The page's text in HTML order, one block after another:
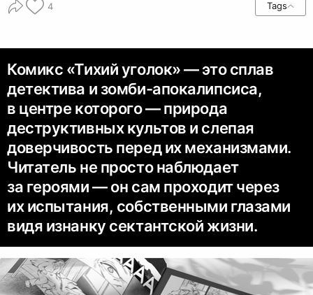
4 Tags
Комикс «Тихий уголок» — это сплав
детектива и зомби-апокалипсиса,
в центре которого — природа
деструктивных культов и слепая
доверчивость перед их механизмами.
Читатель не просто наблюдает
за героями — он сам проходит через
их испытания, собственными глазами
видя изнанку сектантской жизни.